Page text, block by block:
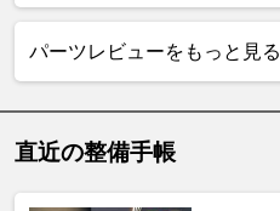
パーツレビューをもっと見る
直近の整備手帳